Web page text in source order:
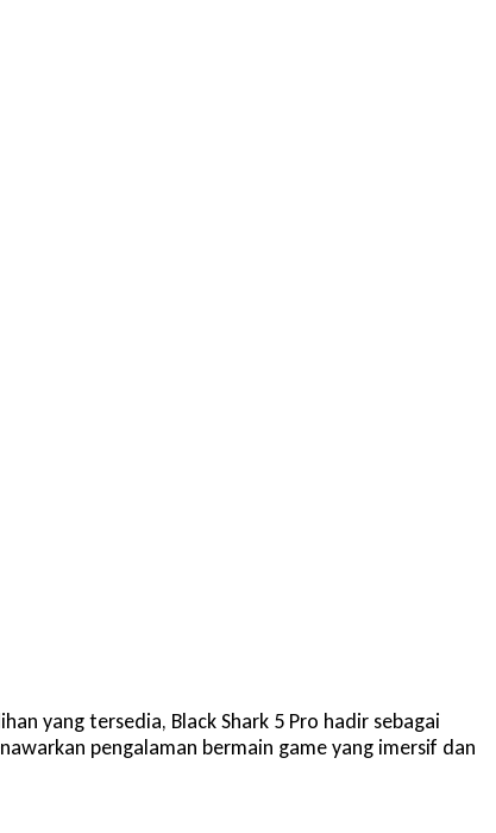
yang tersedia, Black Shark 5 Pro hadir sebagai
pengalaman bermain game yang imersif dan